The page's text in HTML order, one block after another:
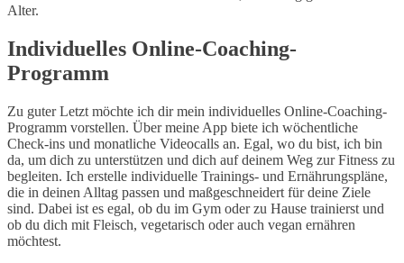
Alter.
Individuelles Online-Coaching-
Programm
Zu guter Letzt möchte ich dir mein individuelles Online-Coaching-
Programm vorstellen. Über meine App biete ich wöchentliche
Check-ins und monatliche Videocalls an. Egal, wo du bist, ich bin
da, um dich zu unterstützen und dich auf deinem Weg zur Fitness zu
begleiten. Ich erstelle individuelle Trainings- und Ernährungspläne,
die in deinen Alltag passen und maßgeschneidert für deine Ziele
sind. Dabei ist es egal, ob du im Gym oder zu Hause trainierst und
ob du dich mit Fleisch, vegetarisch oder auch vegan ernähren
möchtest.